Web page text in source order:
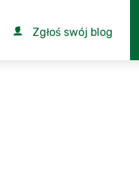
Zgłoś swój blog